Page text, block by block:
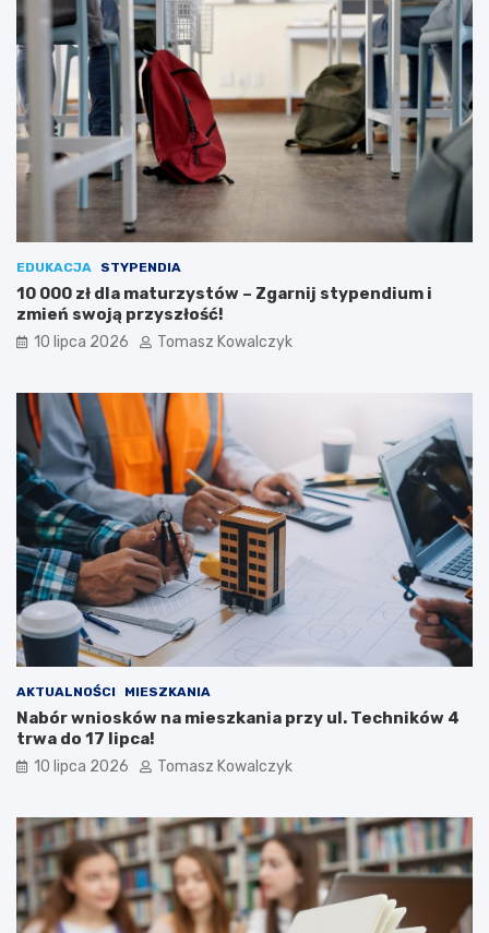
EDUKACJA STYPENDIA
10 000 zł dla maturzystów – Zgarnij stypendium i
zmień swoją przyszłość!
10 lipca 2026 Tomasz Kowalczyk
AKTUALNOŚCI MIESZKANIA
Nabór wniosków na mieszkania przy ul. Techników 4
trwa do 17 lipca!
10 lipca 2026 Tomasz Kowalczyk